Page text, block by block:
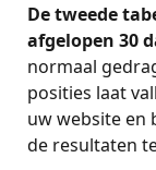
De tweede
afgelopen 30
normaal
posities laat
uw website en
de resultaten